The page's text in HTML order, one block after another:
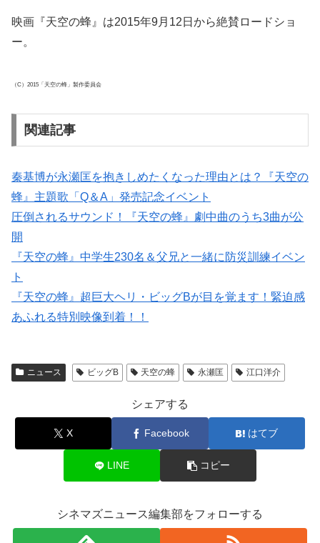
映画『天空の蜂』は2015年9月12日から絶賛ロードショ
ー。
（C）2015「天空の蜂」製作委員会
関連記事
秦基博が永瀬匡を抱きしめたくなった理由とは？『天空の
蜂』主題歌「Q＆A」発売記念イベント
圧倒されるサウンド！『天空の蜂』劇中曲のうち3曲が公
開
『天空の蜂』中学生230名＆父兄と一緒に防災訓練イベン
ト
『天空の蜂』超巨大ヘリ・ビッグBが目を覚ます！緊迫感
あふれる特別映像到着！！
ニュース ビッグB 天空の蜂 永瀬匡 江口洋介
シェアする
X Facebook はてブ
LINE コピー
シネマズニュース編集部をフォローする